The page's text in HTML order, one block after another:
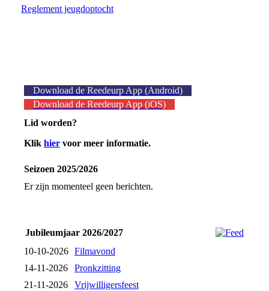
Reglement jeugdoptocht
Download de Reedeurp App (Android)
Download de Reedeurp App (iOS)
Lid worden?
Klik hier voor meer informatie.
Seizoen 2025/2026
Er zijn momenteel geen berichten.
Jubileumjaar 2026/2027
10-10-2026 Filmavond
14-11-2026
Pronkzitting
21-11-2026
Vrijwilligersfeest